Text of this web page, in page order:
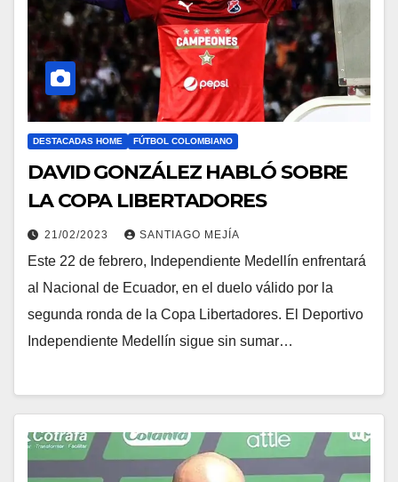
DESTACADAS HOME FÚTBOL COLOMBIANO
DAVID GONZÁLEZ HABLÓ SOBRE
LA COPA LIBERTADORES
21/02/2023 SANTIAGO MEJÍA
Este 22 de febrero, Independiente Medellín enfrentará
al Nacional de Ecuador, en el duelo válido por la
segunda ronda de la Copa Libertadores. El Deportivo
Independiente Medellín sigue sin sumar…